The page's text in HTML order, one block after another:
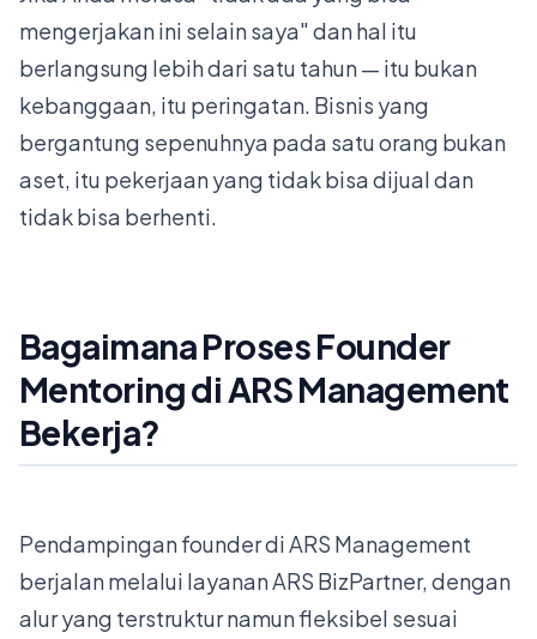
mengerjakan ini selain saya" dan hal itu
berlangsung lebih dari satu tahun — itu bukan
kebanggaan, itu peringatan. Bisnis yang
bergantung sepenuhnya pada satu orang bukan
aset, itu pekerjaan yang tidak bisa dijual dan
tidak bisa berhenti.
Bagaimana Proses Founder
Mentoring di ARS Management
Bekerja?
Pendampingan founder di ARS Management
berjalan melalui layanan ARS BizPartner, dengan
alur yang terstruktur namun fleksibel sesuai